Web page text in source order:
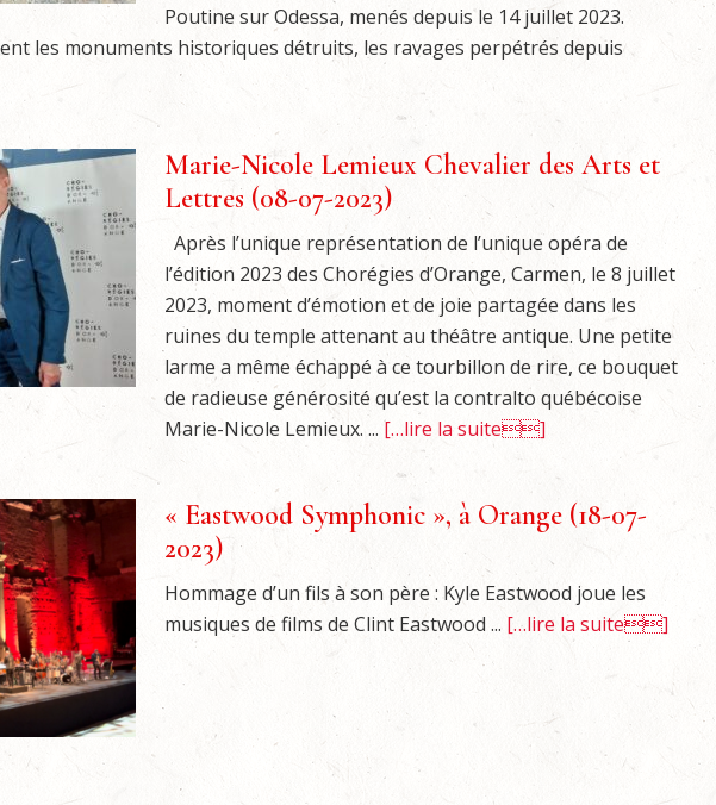
Poutine sur Odessa, menés depuis le 14 juillet 2023.
les monuments historiques détruits, les ravages perpétrés depuis
Marie-Nicole Lemieux Chevalier des Arts et
Lettres (08-07-2023)
Après l’unique représentation de l’unique opéra de
l’édition 2023 des Chorégies d’Orange, Carmen, le 8 juillet
2023, moment d’émotion et de joie partagée dans les
ruines du temple attenant au théâtre antique. Une petite
larme a même échappé à ce tourbillon de rire, ce bouquet
de radieuse générosité qu’est la contralto québécoise
Marie-Nicole Lemieux. ... […lire la suite]
« Eastwood Symphonic », à Orange (18-07-
2023)
Hommage d’un fils à son père : Kyle Eastwood joue les
musiques de films de Clint Eastwood ... […lire la suite]